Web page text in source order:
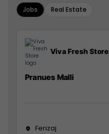
Jobs Real Estate
Viva Fresh Store
Pranues Malli
Ferizaj